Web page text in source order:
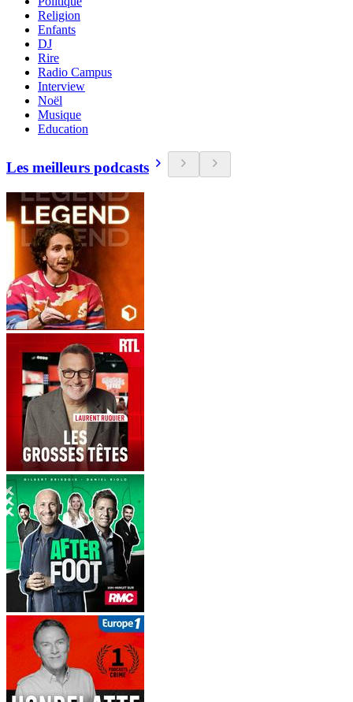
Religion
Enfants
DJ
Rire
Radio Campus
Interview
Noël
Musique
Education
Les meilleurs podcasts